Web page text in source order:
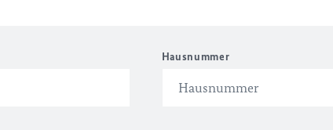
Hausnummer